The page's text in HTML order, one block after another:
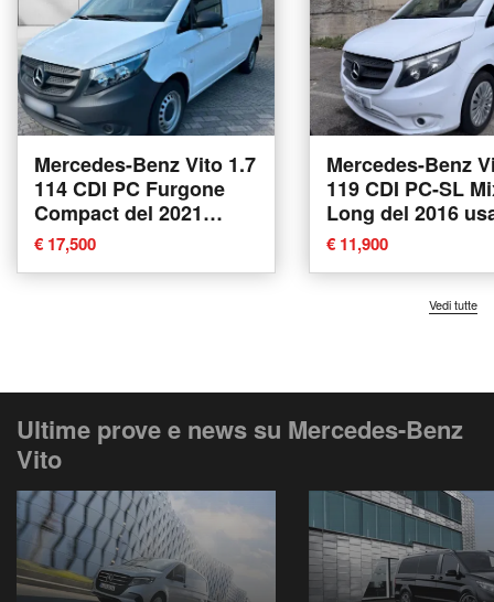
Mercedes-Benz Vito 1.7
114 CDI PC Furgone
Compact del 2021
usata
€ 17,500
Mercedes-Benz
119 CDI PC-SL
Long del 2016
Messina
€ 11,900
Vedi tutte
Ultime prove e news su Mercedes-Benz
Vito